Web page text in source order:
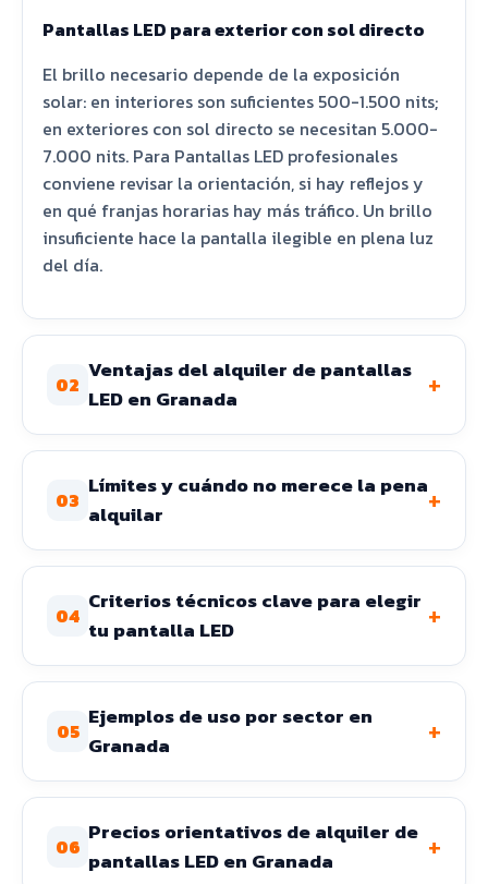
Pantallas LED para exterior con sol directo
El brillo necesario depende de la exposición
solar: en interiores son suficientes 500-1.500 nits;
en exteriores con sol directo se necesitan 5.000-
7.000 nits. Para Pantallas LED profesionales
conviene revisar la orientación, si hay reflejos y
en qué franjas horarias hay más tráfico. Un brillo
insuficiente hace la pantalla ilegible en plena luz
del día.
02
Ventajas del alquiler de pantallas
LED en Granada
+
03
Límites y cuándo no merece la pena
alquilar
+
04
Criterios técnicos clave para elegir
tu pantalla LED
+
05
Ejemplos de uso por sector en
Granada
+
06
Precios orientativos de alquiler de
pantallas LED en Granada
+